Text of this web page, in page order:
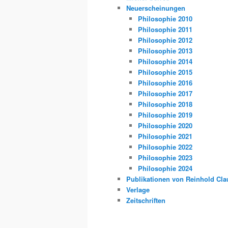
Neuerscheinungen
Philosophie 2010
Philosophie 2011
Philosophie 2012
Philosophie 2013
Philosophie 2014
Philosophie 2015
Philosophie 2016
Philosophie 2017
Philosophie 2018
Philosophie 2019
Philosophie 2020
Philosophie 2021
Philosophie 2022
Philosophie 2023
Philosophie 2024
Publikationen von Reinhold
Verlage
Zeitschriften